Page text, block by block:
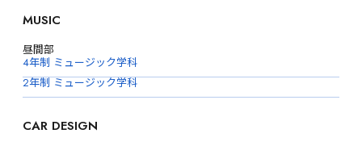
MUSIC
昼間部
4年制 ミュージック学科
2年制 ミュージック学科
CAR DESIGN